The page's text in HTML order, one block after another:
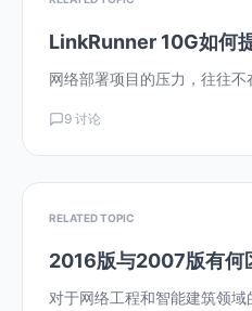
LinkRunner 10G如何
网络部署项目的压力，往往
9 讨论
RELATED TOPIC
2016版与2007版有何
对于网络工程和智能建筑领